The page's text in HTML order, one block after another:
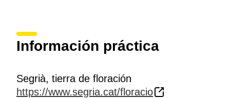
Información práctica
Segrià, tierra de floración
https://www.segria.cat/floracio